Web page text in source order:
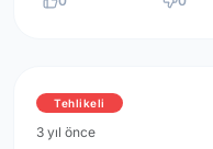
Tehlikeli
3 yıl önce